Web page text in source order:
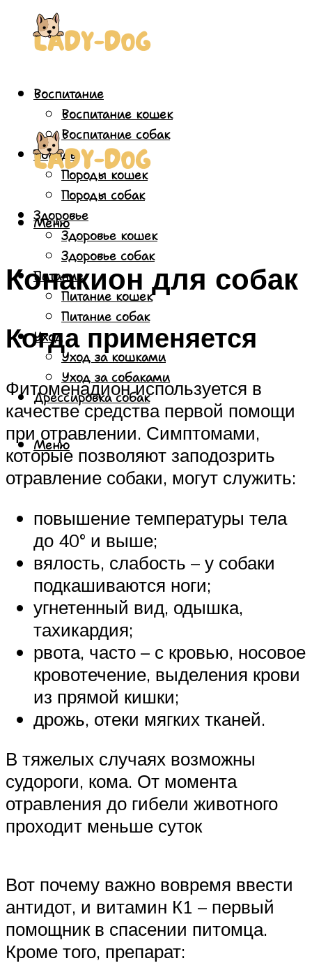
Воспитание
Воспитание кошек
Воспитание собак
Породы
Породы кошек
Породы собак
Здоровье
Здоровье кошек
Здоровье собак
Питание
Питание кошек
Питание собак
Уход
Уход за кошками
Уход за собаками
Дрессировка собак
Меню
Меню
Конакион для собак
Когда применяется
Фитоменадион используется в
качестве средства первой помощи
при отравлении. Симптомами,
которые позволяют заподозрить
отравление собаки, могут служить:
повышение температуры тела
до 40° и выше;
вялость, слабость – у собаки
подкашиваются ноги;
угнетенный вид, одышка,
тахикардия;
рвота, часто – с кровью, носовое
кровотечение, выделения крови
из прямой кишки;
дрожь, отеки мягких тканей.
В тяжелых случаях возможны
судороги, кома. От момента
отравления до гибели животного
проходит меньше суток
Вот почему важно вовремя ввести
антидот, и витамин К1 – первый
помощник в спасении питомца.
Кроме того, препарат: